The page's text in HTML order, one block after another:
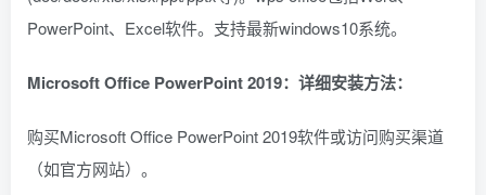
PowerPoint、Excel软件。支持最新windows10系统。
Microsoft Office PowerPoint 2019： 详细安装方法：
购买Microsoft Office PowerPoint 2019软件或访问购买渠道
（如官方网站）。